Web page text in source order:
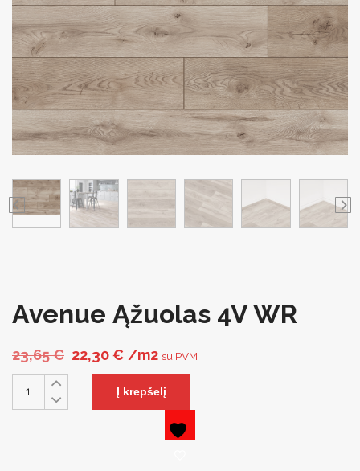
Avenue Ąžuolas 4V WR
23,65€ Original price was: 23,65 €.
22,30€ Current price is: 22,30 €.
/m2 su PVM
Į krepšelį